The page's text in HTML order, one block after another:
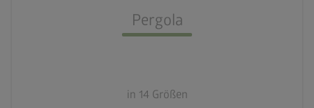
Pergola
in 14 Größen
calendar_month
20 Jahre Garantie